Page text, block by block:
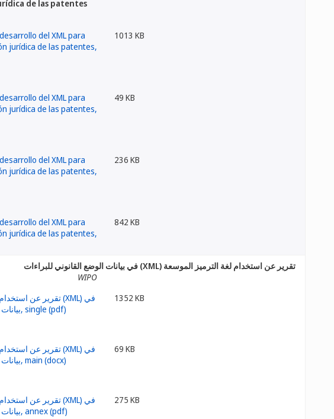
de las patentes
1013 KB
49 KB
236 KB
842 KB
تقرير عن استخدام لغة الترميز الموسعة (XML) في بيانات الوضع القانوني للبراءات
WIPO
1352 KB
69 KB
275 KB